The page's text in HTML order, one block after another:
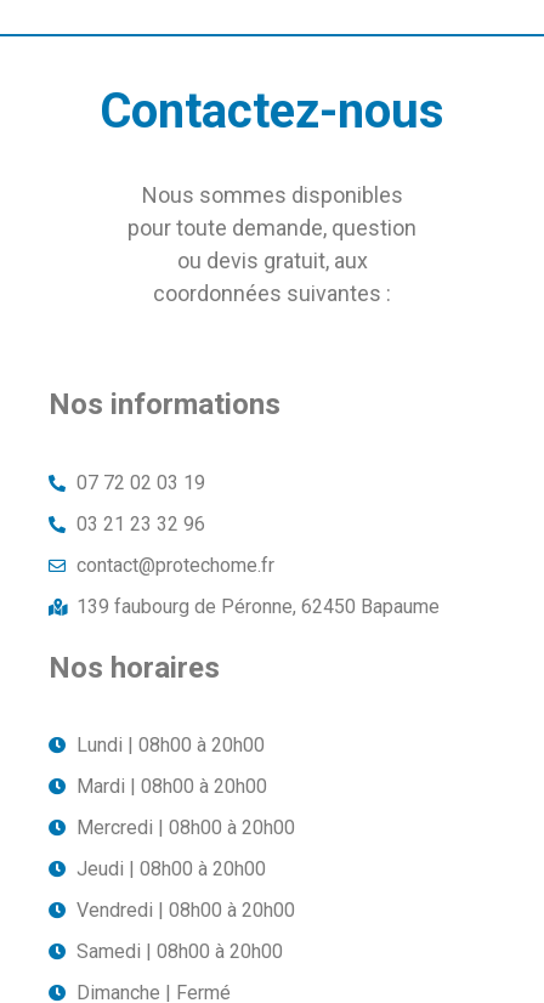
Contactez-nous
Nous sommes disponibles
pour toute demande, question
ou devis gratuit, aux
coordonnées suivantes :
Nos informations
07 72 02 03 19
03 21 23 32 96
contact@protechome.fr
139 faubourg de Péronne, 62450 Bapaume
Nos horaires
Lundi | 08h00 à 20h00
Mardi | 08h00 à 20h00
Mercredi | 08h00 à 20h00
Jeudi | 08h00 à 20h00
Vendredi | 08h00 à 20h00
Samedi | 08h00 à 20h00
Dimanche | Fermé